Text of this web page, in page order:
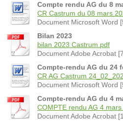
Compte rendu AG du 8
CR Castrum du 08 mars
Document Microsoft Word
Bilan 2023
bilan 2023 Castrum.pdf
Document Adobe Acrobat
Compte-rendu AG du 24
CR AG Castrum
Document Microsoft Word
Compte-rendu AG du 4
COMPTE rendu AG 4
Document Adobe Acrobat